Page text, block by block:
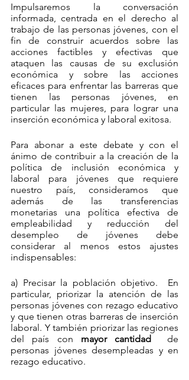
Impulsaremos la conversación
informada, centrada en el derecho al
trabajo de las personas jóvenes, con el
fin de construir acuerdos sobre las
acciones factibles y efectivas que
ataquen las causas de su exclusión
económica y sobre las acciones
eficaces para enfrentar las barreras que
tienen las personas jóvenes, en
particular las mujeres, para lograr una
inserción económica y laboral exitosa.
Para abonar a este debate y con el
ánimo de contribuir a la creación de la
política de inclusión económica y
laboral para jóvenes que requiere
nuestro país, consideramos que
además de las transferencias
monetarias una política efectiva de
empleabilidad y reducción del
desempleo de jóvenes debe
considerar al menos estos ajustes
indispensables:
a) Precisar la población objetivo.  En
particular, priorizar la atención de las
personas jóvenes con rezago educativo
y que tienen otras barreras de inserción
laboral. Y también priorizar las regiones
del país con mayor cantidad
  de
personas jóvenes desempleadas y en
rezago educativo.